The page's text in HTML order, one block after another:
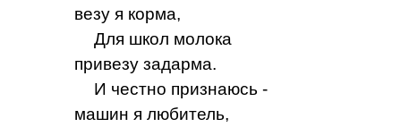
везу я корма,
Для школ молока
привезу задарма.
И честно признаюсь -
машин я любитель,